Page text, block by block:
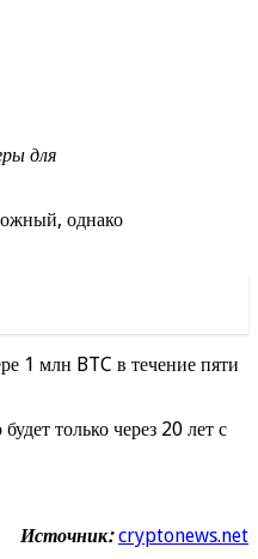
для
однако
1 млн BTC в течение пяти
только через 20 лет с
Источник: cryptonews.net